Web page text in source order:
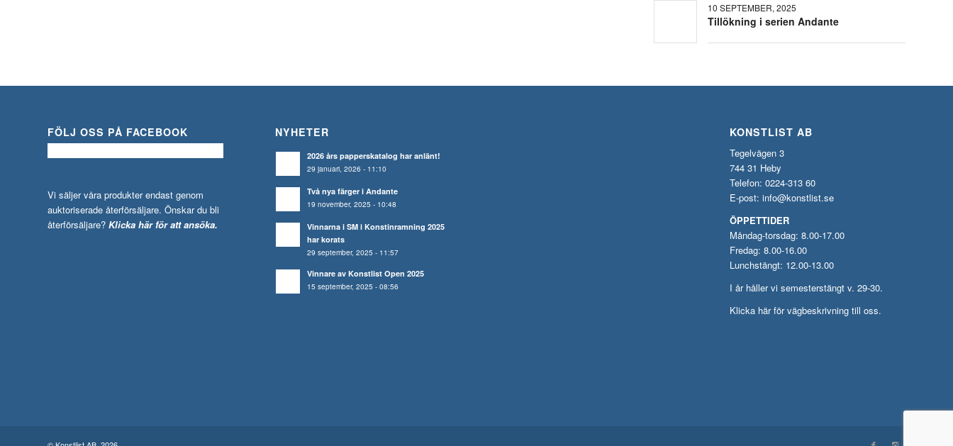
10 SEPTEMBER, 2025
Tillökning i serien Andante
FÖLJ OSS PÅ FACEBOOK
Vi säljer våra produkter endast genom
auktoriserade återförsäljare. Önskar du bli
återförsäljare? Klicka här för att ansöka.
NYHETER
2026 års papperskatalog har anlänt!
29 januari, 2026 - 11:10
Två nya färger i Andante
19 november, 2025 - 10:48
Vinnarna i SM i Konstinramning 2025
har korats
29 september, 2025 - 11:57
Vinnare av Konstlist Open 2025
15 september, 2025 - 08:56
KONSTLIST AB
Tegelvägen 3
744 31 Heby
Telefon: 0224-313 60
E-post: info@konstlist.se
ÖPPETTIDER
Måndag-torsdag: 8.00-17.00
Fredag: 8.00-16.00
Lunchstängt: 12.00-13.00
I år håller vi semesterstängt v. 29-30.
Klicka här för vägbeskrivning till oss.